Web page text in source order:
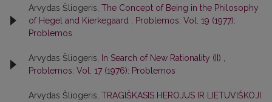
Arvydas Šliogeris, The Concept of Being in the Philosophy
of Hegel and Kierkegaard
Problemos: Vol. 19 (1977):
Problemos
Arvydas Šliogeris, In Search of New Rationality (II)
Problemos: Vol. 17 (1976): Problemos
Arvydas Šliogeris, TRAGIŠKASIS HEROJUS IR LIETUVIŠKOJI